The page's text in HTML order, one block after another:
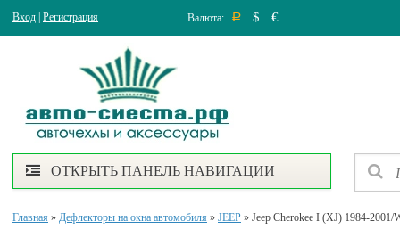
Вход Регистрация Валюта: Р $ €
ОТКРЫТЬ ПАНЕЛЬ НАВИГАЦИИ
Главная » Дефлекторы на окна автомобиля » JEEP » Jeep Cherokee I (XJ) 1984-2001/